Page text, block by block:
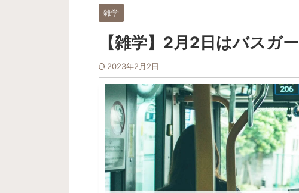
雑学
【雑学】2月2日はバスガ
2023年2月2日